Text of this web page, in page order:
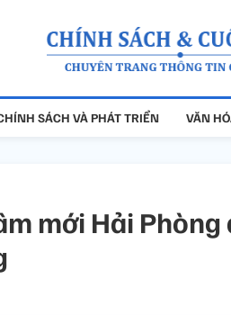
SÁCH VÀ PHÁT TRIỂN VĂN
mới Hải Phòng